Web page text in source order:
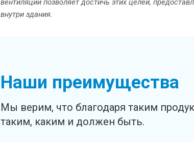
вентиляции позволяет достичь этих целей,
внутри здания.
Наши преимущества
Мы верим, что благодаря таким
таким, каким и должен быть.